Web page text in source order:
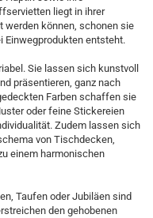
liegt in ihrer
werden können, schonen sie
Einwegprodukten entsteht.
Sie lassen sich kunstvoll
präsentieren, ganz nach
Farben schaffen sie
oder feine Stickereien
Zudem lassen sich
von Tischdecken,
einem harmonischen
Taufen oder Jubiläen sind
den gehobenen